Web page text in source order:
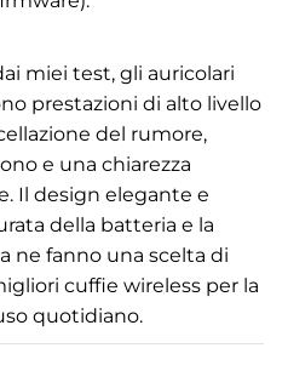
miei test, gli auricolari
prestazioni di alto livello
del rumore,
e una chiarezza
Il design elegante e
della batteria e la
ne fanno una scelta di
cuffie wireless per la
quotidiano.